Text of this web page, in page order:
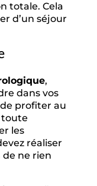
totale. Cela
d’un séjour
,
dans vos
profiter au
toute
les
réaliser
ne rien